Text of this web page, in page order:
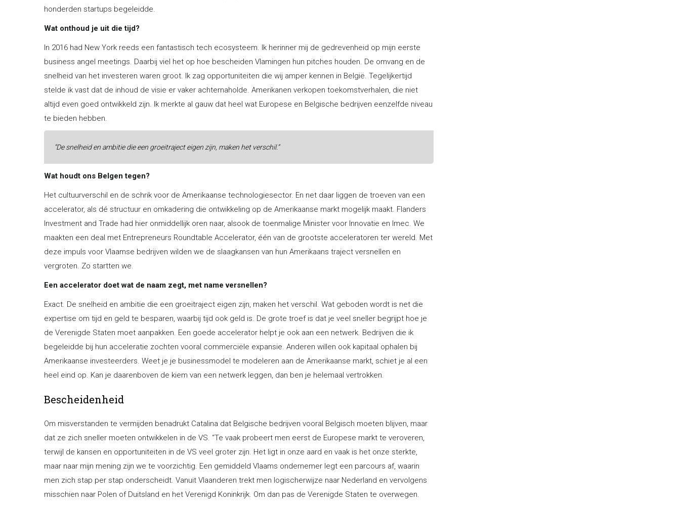
honderden startups begeleidde.
Wat onthoud je uit die tijd?
In 2016 had New York reeds een fantastisch tech ecosysteem. Ik herinner mij de gedrevenheid op mijn eerste
business angel meetings. Daarbij viel het op hoe bescheiden Vlamingen hun pitches houden. De omvang en de
snelheid van het investeren waren groot. Ik zag opportuniteiten die wij amper kennen in België. Tegelijkertijd
stelde ik vast dat de inhoud de visie er vaker achternaholde. Amerikanen verkopen toekomstverhalen, die niet
altijd even goed ontwikkeld zijn. Ik merkte al gauw dat heel wat Europese en Belgische bedrijven eenzelfde niveau
te bieden hebben.
“De snelheid en ambitie die een groeitraject eigen zijn, maken het verschil.”
Wat houdt ons Belgen tegen?
Het cultuurverschil en de schrik voor de Amerikaanse technologiesector. En net daar liggen de troeven van een
accelerator, als dé structuur en omkadering die ontwikkeling op de Amerikaanse markt mogelijk maakt. Flanders
Investment and Trade had hier onmiddellijk oren naar, alsook de toenmalige Minister voor Innovatie en Imec. We
maakten een deal met Entrepreneurs Roundtable Accelerator, één van de grootste acceleratoren ter wereld. Met
deze impuls voor Vlaamse bedrijven wilden we de slaagkansen van hun Amerikaans traject versnellen en
vergroten. Zo startten we.
Een accelerator doet wat de naam zegt, met name versnellen?
Exact. De snelheid en ambitie die een groeitraject eigen zijn, maken het verschil. Wat geboden wordt is net die
expertise om tijd en geld te besparen, waarbij tijd ook geld is. De grote troef is dat je veel sneller begrijpt hoe je
de Verenigde Staten moet aanpakken. Een goede accelerator helpt je ook aan een netwerk. Bedrijven die ik
begeleidde bij hun acceleratie zochten vooral commerciële expansie. Anderen willen ook kapitaal ophalen bij
Amerikaanse investeerders. Weet je je businessmodel te modeleren aan de Amerikaanse markt, schiet je al een
heel eind op. Kan je daarenboven de kiem van een netwerk leggen, dan ben je helemaal vertrokken.
Bescheidenheid
Om misverstanden te vermijden benadrukt Catalina dat Belgische bedrijven vooral Belgisch moeten blijven, maar
dat ze zich sneller moeten ontwikkelen in de VS. “Te vaak probeert men eerst de Europese markt te veroveren,
terwijl de kansen en opportuniteiten in de VS veel groter zijn. Het ligt in onze aard en vaak is het onze sterkte,
maar naar mijn mening zijn we te voorzichtig. Een gemiddeld Vlaams ondernemer legt een parcours af, waarin
men zich stap per stap onderscheidt. Vanuit Vlaanderen trekt men logischerwijze naar Nederland en vervolgens
misschien naar Polen of Duitsland en het Verenigd Koninkrijk. Om dan pas de Verenigde Staten te overwegen.